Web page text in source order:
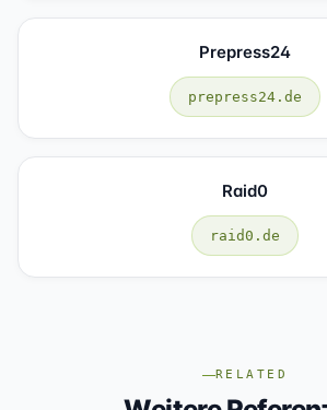
Prepress24
prepress24.de
Raid0
raid0.de
RELATED